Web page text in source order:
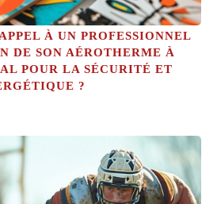
À UN PROFESSIONNEL
DE SON AÉROTHERME À
POUR LA SÉCURITÉ ET
?